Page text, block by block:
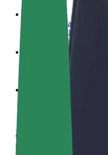
Añadir un restaurante o
Llegá a más clientes y
Registrarse como
Añadí tu flota a Bolt y
Productos y servicios de